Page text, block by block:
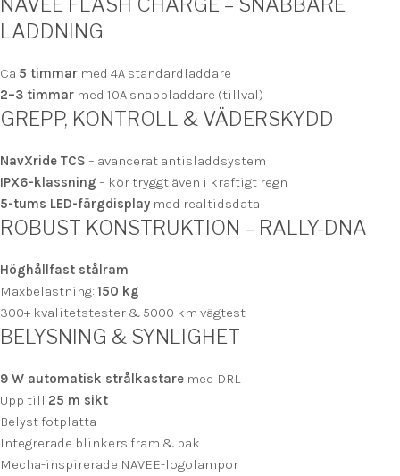
LADDNING
Ca 5 timmar med 4A standardladdare
2–3 timmar med 10A snabbladdare (tillval)
GREPP, KONTROLL & VÄDERSKYDD
NavXride TCS – avancerat antisladdsystem
IPX6-klassning – kör tryggt även i kraftigt regn
5-tums LED-färgdisplay med realtidsdata
ROBUST KONSTRUKTION – RALLY-DNA
Höghållfast stålram
Maxbelastning: 150 kg
300+ kvalitetstester & 5000 km vägtest
BELYSNING & SYNLIGHET
9 W automatisk strålkastare med DRL
Upp till 25 m sikt
Belyst fotplatta
Integrerade blinkers fram & bak
Mecha-inspirerade NAVEE-logolampor